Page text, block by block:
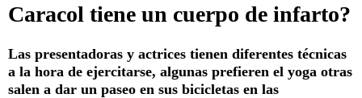
Caracol tiene un cuerpo de infarto?
Las presentadoras y actrices tienen diferentes técnicas
a la hora de ejercitarse, algunas prefieren el yoga otras
salen a dar un paseo en sus bicicletas en las